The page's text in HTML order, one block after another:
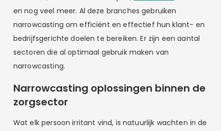
en nog veel meer. Al deze branches gebruiken
narrowcasting om efficiënt en effectief hun klant- en
bedrijfsgerichte doelen te bereiken. Er zijn een aantal
sectoren die al optimaal gebruik maken van
narrowcasting.
Narrowcasting oplossingen binnen de
zorgsector
Wat elk persoon irritant vind, is natuurlijk wachten in de